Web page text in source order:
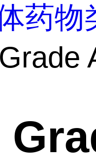
药物